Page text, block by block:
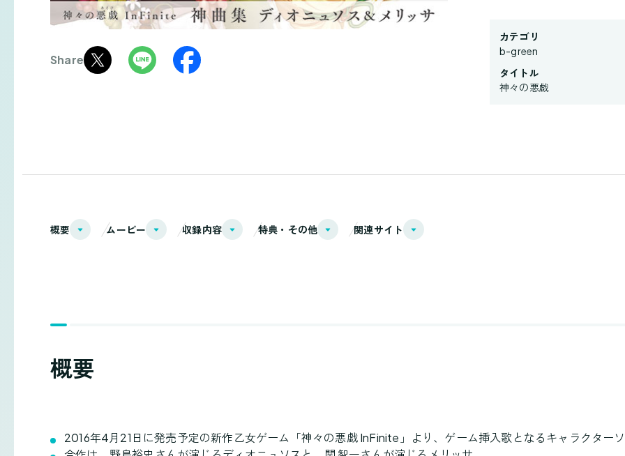
Share
カテゴリ
b-green
タイトル
神々の悪戯
概要 ムービー 収録内容 特典・その他 関連サイト
概要
2016年4月21日に発売予定の新作乙女ゲーム「神々の悪戯 InFinite」より、ゲーム挿入歌となるキャラクター